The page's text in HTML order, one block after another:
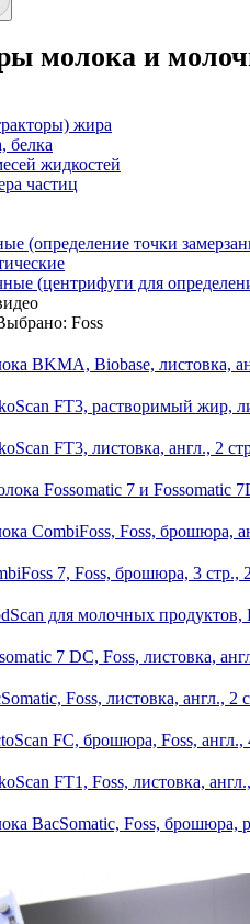
молока и
жира
белка
жидкостей
частиц
(определение точки
(центрифуги для
Foss
BKMA, Biobase, листовка,
FT3, растворимый жир,
FT3, листовка, англ., 2
Fossomatic 7 и Fossomatic
CombiFoss, Foss, брошюра,
7, Foss, брошюра, 3 стр.,
для молочных продуктов,
7 DC, Foss, листовка,
Foss, листовка, англ., 2
FC, брошюра, Foss, англ.,
FT1, Foss, листовка,
BacSomatic, Foss, брошюра,